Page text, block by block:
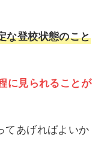
な登校状態のこと
に見られることが
てあげればよいか